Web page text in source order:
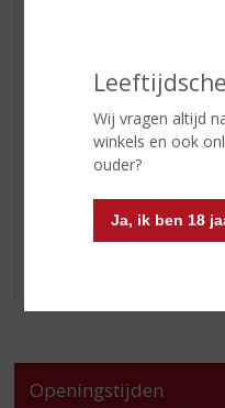
Wij vragen altijd
winkels en ook
ouder?
Ja, ik ben 18
KANT EN KLAAR
GLASWERK
GESCHENKVERPAKKING
ALCOHOLVRIJE
Openingstijden